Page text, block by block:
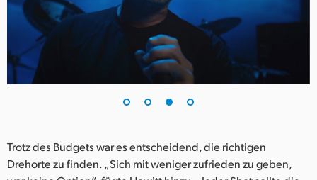
Trotz des Budgets war es entscheidend, die richtigen
Drehorte zu finden. „Sich mit weniger zufrieden zu geben,